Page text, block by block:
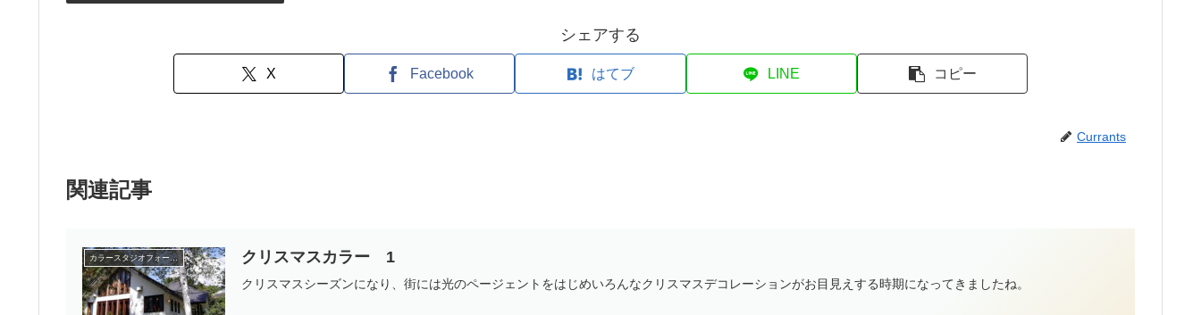
シェアする
X Facebook はてブ LINE コピー
Currants
関連記事
カラースタジオフォーミーのカラー講座 クリスマスカラー 1
クリスマスシーズンになり、街には光のページェントをはじめいろんなクリスマスデコレーションがお目見えする時期になってきましたね。